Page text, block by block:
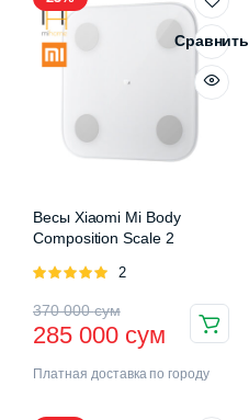
Сравнить
Весы Xiaomi Mi Body
Composition Scale 2
Оценка
2
370 000сум
285 000 сум
Платная доставка по городу